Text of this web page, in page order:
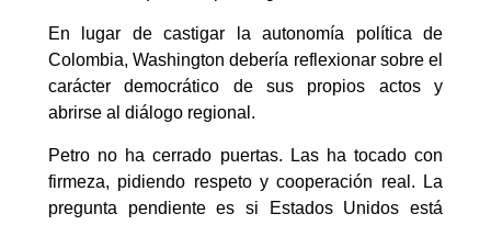
En lugar de castigar la autonomía política de
Colombia, Washington debería reflexionar sobre el
carácter democrático de sus propios actos y
abrirse al diálogo regional.
Petro no ha cerrado puertas. Las ha tocado con
firmeza, pidiendo respeto y cooperación real. La
pregunta pendiente es si Estados Unidos está